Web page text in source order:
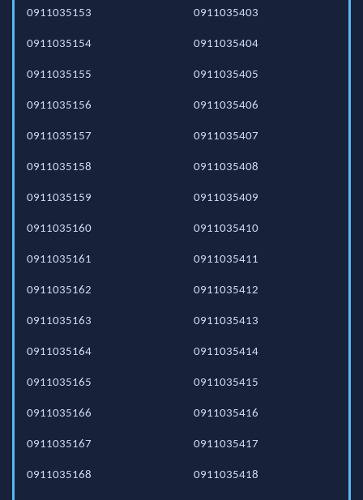
0911035153
0911035154
0911035155
0911035156
0911035157
0911035158
0911035159
0911035160
0911035161
0911035162
0911035163
0911035164
0911035165
0911035166
0911035167
0911035168
0911035403
0911035404
0911035405
0911035406
0911035407
0911035408
0911035409
0911035410
0911035411
0911035412
0911035413
0911035414
0911035415
0911035416
0911035417
0911035418